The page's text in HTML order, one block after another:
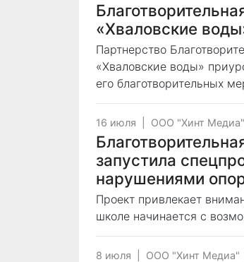
«Хваловские
Партнерство
«Хваловские воды»
его благотворительных
16 июля ООО "Хинт Медиа"
запустила
нарушениями
Проект привлекает
школе начинается с
8 июля ООО "Хинт Медиа"